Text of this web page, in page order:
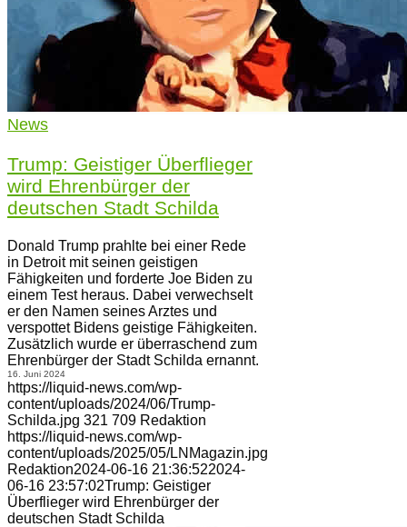
News
Trump: Geistiger Überflieger
wird Ehrenbürger der
deutschen Stadt Schilda
Donald Trump prahlte bei einer Rede
in Detroit mit seinen geistigen
Fähigkeiten und forderte Joe Biden zu
einem Test heraus. Dabei verwechselt
er den Namen seines Arztes und
verspottet Bidens geistige Fähigkeiten.
Zusätzlich wurde er überraschend zum
Ehrenbürger der Stadt Schilda ernannt.
16. Juni 2024
https://liquid-news.com/wp-
content/uploads/2024/06/Trump-
Schilda.jpg 321 709 Redaktion
https://liquid-news.com/wp-
content/uploads/2025/05/LNMagazin.jpg
Redaktion2024-06-16 21:36:522024-
06-16 23:57:02Trump: Geistiger
Überflieger wird Ehrenbürger der
deutschen Stadt Schilda